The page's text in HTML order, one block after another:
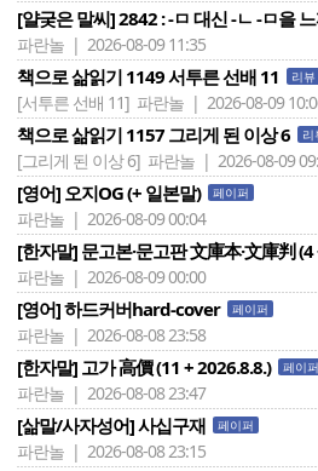
[얄궂은 말씨] 2842 : -ㅁ 대신 -ㄴ -ㅁ을
파란놀 | 2026-08-09 11:35
책으로 삶읽기 1149 서투른 선배 11 리뷰
[서투른 선배 11] 파란놀 | 2026-08-09
책으로 삶읽기 1157 그리게 된 이상 6 리
[그리게 된 이상 6] 파란놀 | 2026-08-09
[영어] 오지OG (+ 일본말) 페이퍼
파란놀 | 2026-08-09 00:04
[한자말] 문고본·문고판 文庫本·文庫判 (4
파란놀 | 2026-08-09 00:00
[영어] 하드커버hard-cover 페이퍼
파란놀 | 2026-08-08 23:58
[한자말] 고가 高價 (11 + 2026.8.8.) 페이퍼
파란놀 | 2026-08-08 23:47
[삶말/사자성어] 사십구재 페이퍼
파란놀 | 2026-08-08 23:15